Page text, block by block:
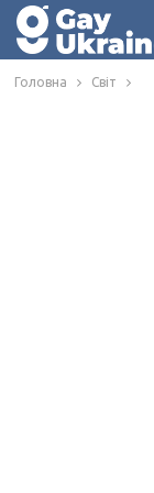
Головна Світ